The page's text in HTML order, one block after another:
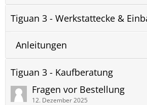
Anleitungen
Tiguan 3 - Kaufberatung
Fragen vor Bestellung
12. Dezember 2025